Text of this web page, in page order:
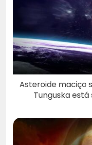
Asteroide maciço
Tunguska